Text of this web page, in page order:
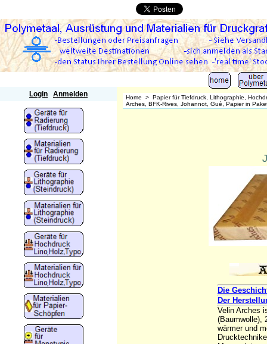
Login Anmelden Home > Papier für Tiefdruck, Lithographie,
Arches, BFK-Rives, Johannot, Gué, Papier in
Die
Der
Velin Arches
(Baumwolle),
wärmer und